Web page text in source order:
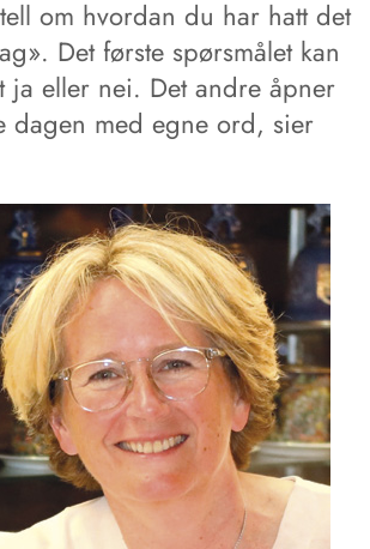
om hvordan du har hatt det
Det første spørsmålet kan
ja eller nei. Det andre åpner
dagen med egne ord, sier